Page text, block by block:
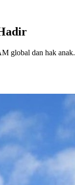
global dan hak anak.